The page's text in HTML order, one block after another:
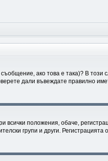
ако това е така)? В този
дали въвеждате правилно
положения, обаче,
групи и други.